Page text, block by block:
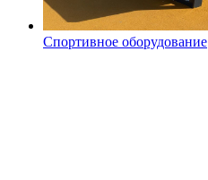
Спортивное оборудование